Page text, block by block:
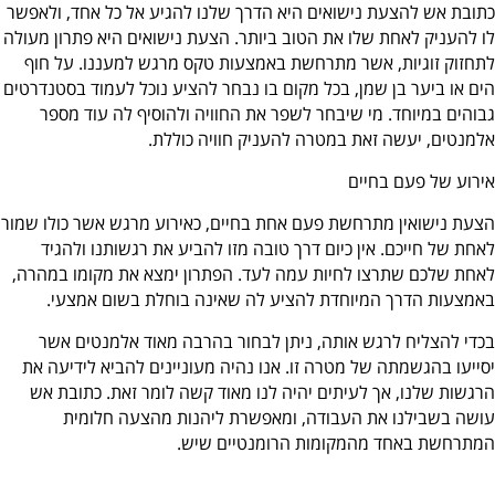
כתובת אש להצעת נישואים היא הדרך שלנו להגיע אל כל אחד, ולאפשר
לו להעניק לאחת שלו את הטוב ביותר. הצעת נישואים היא פתרון מעולה
לתחזוק זוגיות, אשר מתרחשת באמצעות טקס מרגש למעננו. על חוף
הים או ביער בן שמן, בכל מקום בו נבחר להציע נוכל לעמוד בסטנדרטים
גבוהים במיוחד. מי שיבחר לשפר את החוויה ולהוסיף לה עוד מספר
אלמנטים, יעשה זאת במטרה להעניק חוויה כוללת.
אירוע של פעם בחיים
הצעת נישואין מתרחשת פעם אחת בחיים, כאירוע מרגש אשר כולו שמור
לאחת של חייכם. אין כיום דרך טובה מזו להביע את רגשותנו ולהגיד
לאחת שלכם שתרצו לחיות עמה לעד. הפתרון ימצא את מקומו במהרה,
באמצעות הדרך המיוחדת להציע לה שאינה בוחלת בשום אמצעי.
בכדי להצליח לרגש אותה, ניתן לבחור בהרבה מאוד אלמנטים אשר
יסייעו בהגשמתה של מטרה זו. אנו נהיה מעוניינים להביא לידיעה את
הרגשות שלנו, אך לעיתים יהיה לנו מאוד קשה לומר זאת. כתובת אש
עושה בשבילנו את העבודה, ומאפשרת ליהנות מהצעה חלומית
המתרחשת באחד מהמקומות הרומנטיים שיש.